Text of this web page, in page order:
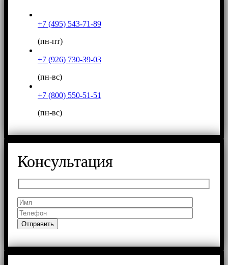
+7 (495) 543-71-89
(пн-пт)
+7 (926) 730-39-03
(пн-вс)
+7 (800) 550-51-51
(пн-вс)
Консультация